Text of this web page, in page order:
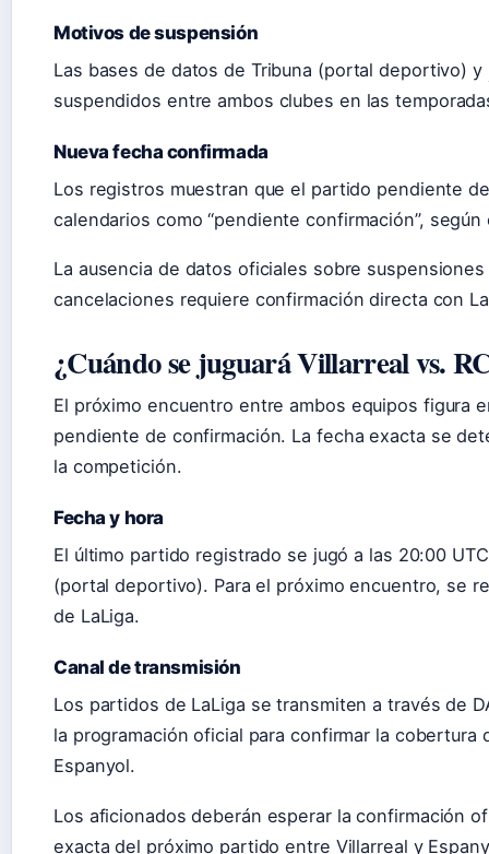
Motivos de suspensión
Las bases de datos de Tribuna (portal deportivo) y
suspendidos entre ambos clubes en las
Nueva fecha confirmada
Los registros muestran que el partido pendiente
calendarios como “pendiente confirmación”,
La ausencia de datos oficiales sobre
cancelaciones requiere confirmación directa con
¿Cuándo se juguará Villarreal vs.
El próximo encuentro entre ambos equipos figura
pendiente de confirmación. La fecha exacta se
la competición.
Fecha y hora
El último partido registrado se jugó a las 20:00
(portal deportivo). Para el próximo encuentro, se
de LaLiga.
Canal de transmisión
Los partidos de LaLiga se transmiten a través de
la programación oficial para confirmar la
Espanyol.
Los aficionados deberán esperar la confirmación
exacta del próximo partido entre Villarreal y